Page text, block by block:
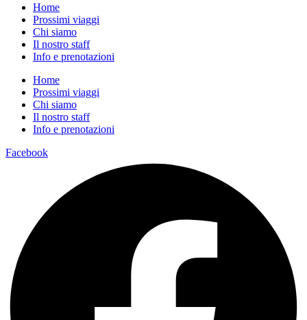
Home
Prossimi viaggi
Chi siamo
Il nostro staff
Info e prenotazioni
Home
Prossimi viaggi
Chi siamo
Il nostro staff
Info e prenotazioni
Facebook